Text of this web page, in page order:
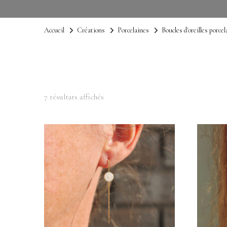
Accueil Créations Porcelaines Boucles d'oreilles
7 résultats affichés